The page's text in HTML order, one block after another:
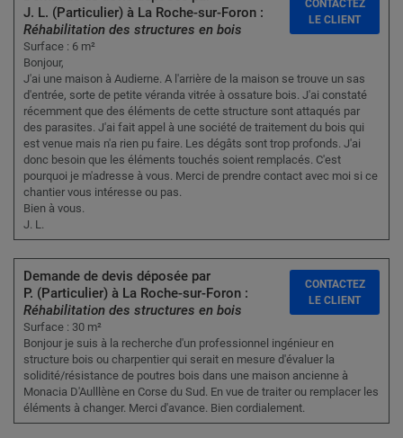
J. L. (Particulier) à La Roche-sur-Foron :
Réhabilitation des structures en bois
Surface : 6 m²
Bonjour,
J'ai une maison à Audierne. A l'arrière de la maison se trouve un sas
d'entrée, sorte de petite véranda vitrée à ossature bois. J'ai constaté
récemment que des éléments de cette structure sont attaqués par
des parasites. J'ai fait appel à une société de traitement du bois qui
est venue mais n'a rien pu faire. Les dégâts sont trop profonds. J'ai
donc besoin que les éléments touchés soient remplacés. C'est
pourquoi je m'adresse à vous. Merci de prendre contact avec moi si ce
chantier vous intéresse ou pas.
Bien à vous.
J. L.
CONTACTEZ
LE CLIENT
Demande de devis déposée par
P. (Particulier) à La Roche-sur-Foron :
Réhabilitation des structures en bois
Surface : 30 m²
Bonjour je suis à la recherche d'un professionnel ingénieur en
structure bois ou charpentier qui serait en mesure d'évaluer la
solidité/résistance de poutres bois dans une maison ancienne à
Monacia D'Aulllène en Corse du Sud. En vue de traiter ou remplacer les
éléments à changer. Merci d'avance. Bien cordialement.
CONTACTEZ
LE CLIENT